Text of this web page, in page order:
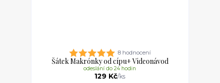
8 hodnocení
Šátek Makrónky od cípu+ Videonávod
129 Kč/ks
odeslání do 24 hodin